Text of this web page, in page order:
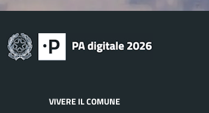
VIVERE IL COMUNE